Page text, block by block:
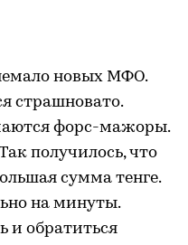
новых МФО.
страшновато.
форс-мажоры.
получилось, что
сумма тенге.
на минуты.
и обратиться